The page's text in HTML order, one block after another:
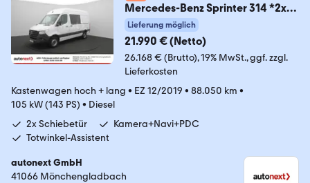
Mercedes-Benz Sprinter 314 *2x
Schiebetür* KAMERA+NAVI+PDC
(37
Lieferung möglich
21.990 € (Netto)
26.168 € (Brutto) 19% MwSt. ggf. zzgl.
Lieferkosten
Kastenwagen hoch + lang • EZ 12/2019 • 88.050 km •
105 kW (143 PS) • Diesel
2x Schiebetür
Kamera+Navi+PDC
Totwinkel-Assistent
autonext GmbH
41066 Mönchengladbach